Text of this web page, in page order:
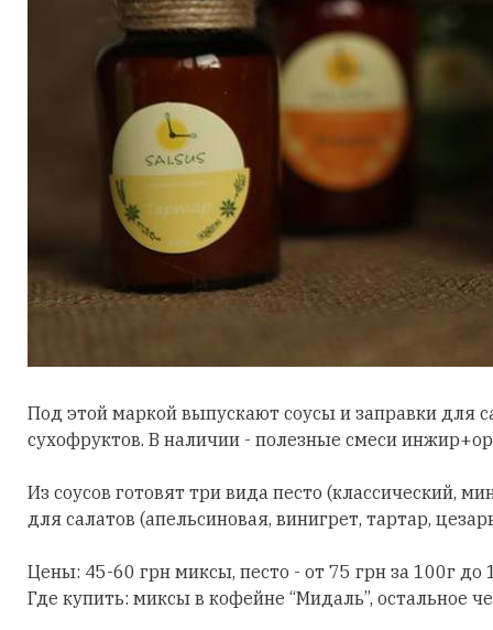
Под этой маркой выпускают соусы и заправки для
сухофруктов. В наличии - полезные смеси
Из соусов готовят три вида песто (классический,
для салатов (апельсиновая, винигрет, тартар,
Цены: 45-60 грн миксы, песто - от 75 грн за 100г до
Где купить: миксы в кофейне “Мидаль”, остальное